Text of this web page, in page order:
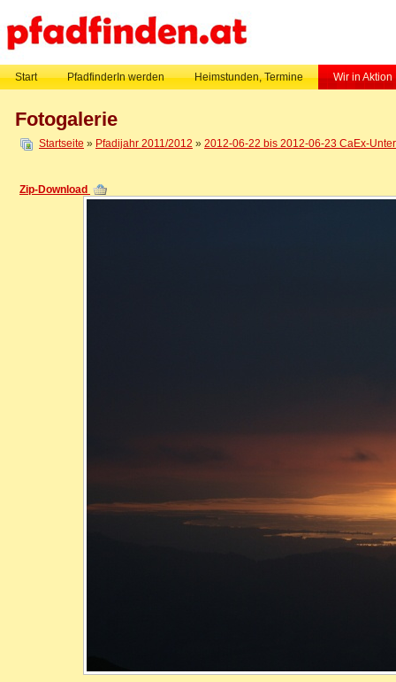
Start PfadfinderIn werden Heimstunden, Termine Wir in Aktion
Fotogalerie
Startseite » Pfadijahr 2011/2012 » 2012-06-22 bis 2012-06-23 CaEx-
Zip-Download